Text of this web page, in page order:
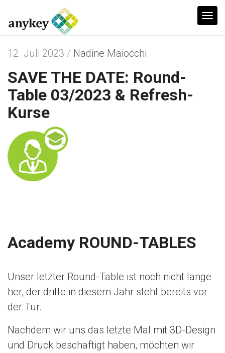
T
12. Juli 2023 / Nadine Maiocchi
SAVE THE DATE: Round-
Table 03/2023 & Refresh-
Kurse
Academy ROUND-TABLES
Unser letzter Round-Table ist noch nicht lange
her, der dritte in diesem Jahr steht bereits vor
der Tür.
Nachdem wir uns das letzte Mal mit 3D-Design
und Druck beschäftigt haben, möchten wir